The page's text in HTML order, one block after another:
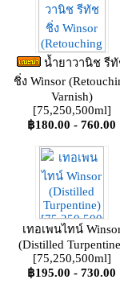
น้ำยาวานิช รี
ชิ่ง Winsor
Varnish)
[75,250,500ml]
฿180.00 - 760.00
เทอเพนไทน์
(Distilled
[75,250,500ml]
฿195.00 - 730.00